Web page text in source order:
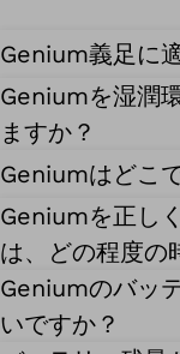
Genium義足に
Geniumを湿潤
ますか？
Geniumはどこ
Geniumを正し
は、どの程度の
Geniumのバッ
いですか？